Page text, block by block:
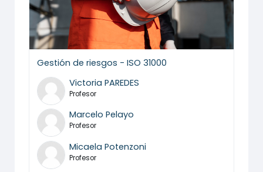
Gestión de riesgos - ISO 31000
Victoria PAREDES
Profesor
Marcelo Pelayo
Profesor
Micaela Potenzoni
Profesor